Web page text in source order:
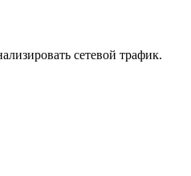
сетевой трафик.